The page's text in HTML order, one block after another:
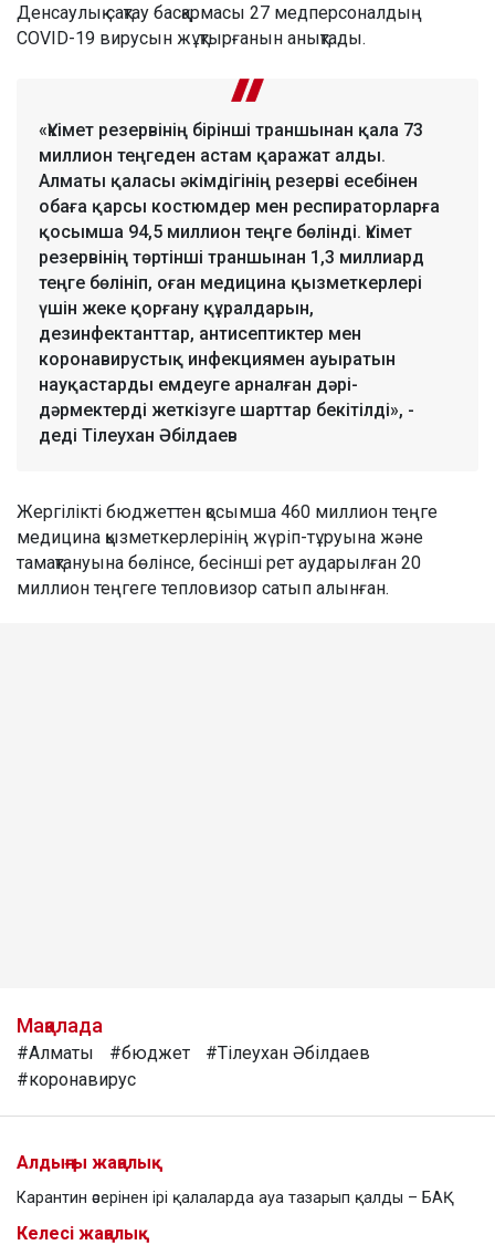
Денсаулық сақтау басқармасы 27 медперсоналдың
COVID-19 вирусын жұқтырғанын анықтады.
«Үкімет резервінің бірінші траншынан қала 73
миллион теңгеден астам қаражат алды.
Алматы қаласы әкімдігінің резерві есебінен
обаға қарсы костюмдер мен респираторларға
қосымша 94,5 миллион теңге бөлінді. Үкімет
резервінің төртінші траншынан 1,3 миллиард
теңге бөлініп, оған медицина қызметкерлері
үшін жеке қорғану құралдарын,
дезинфектанттар, антисептиктер мен
коронавирустық инфекциямен ауыратын
науқастарды емдеуге арналған дәрі-
дәрмектерді жеткізуге шарттар бекітілді», -
деді Тілеухан Әбілдаев
Жергілікті бюджеттен қосымша 460 миллион теңге
медицина қызметкерлерінің жүріп-тұруына және
тамақтануына бөлінсе, бесінші рет аударылған 20
миллион теңгеге тепловизор сатып алынған.
Мақалада
#Алматы #бюджет
#Тілеухан Әбілдаев
#коронавирус
Алдыңғы жаңалық
Карантин әсерінен ірі қалаларда ауа тазарып қалды – БАҚ
Келесі жаңалық